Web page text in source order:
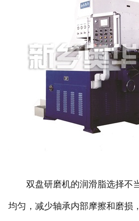
双盘研磨机的润滑脂选择不
均匀，减少轴承内部摩擦和磨损